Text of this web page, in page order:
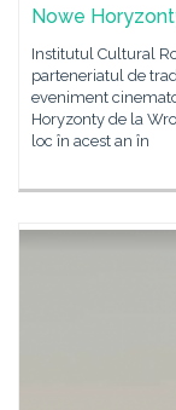
Nowe
Institutul Cultural
parteneriatul de
eveniment
Horyzonty de la
loc în acest an în